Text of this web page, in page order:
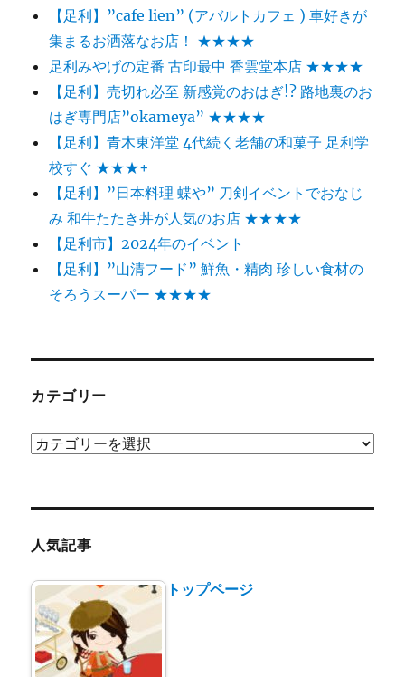
【足利】”cafe lien” (アバルトカフェ ) 車好きが
集まるお洒落なお店！ ★★★★
足利みやげの定番 古印最中 香雲堂本店 ★★★★
【足利】売切れ必至 新感覚のおはぎ!? 路地裏のお
はぎ専門店”okameya” ★★★★
【足利】青木東洋堂 4代続く老舗の和菓子 足利学
校すぐ ★★★+
【足利】”日本料理 蝶や” 刀剣イベントでおなじ
み 和牛たたき丼が人気のお店 ★★★★
【足利市】2024年のイベント
【足利】”山清フード” 鮮魚・精肉 珍しい食材の
そろうスーパー ★★★★
カテゴリー
カ
ー
人気記事
トップページ